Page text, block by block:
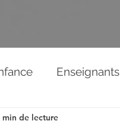
Enseignants
aux autres
min de lecture